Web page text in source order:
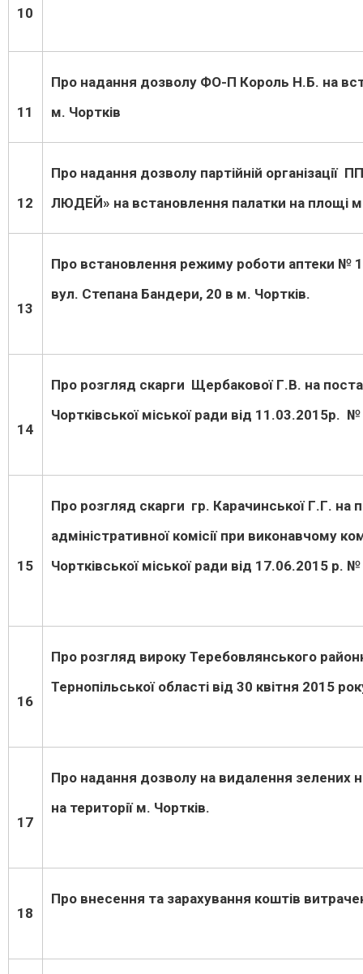
10
11
Про надання дозволу ФО-П Король Н.Б. на
м. Чортків
12
Про надання дозволу партійній організації
ЛЮДЕЙ» на встановлення палатки на площі
13
Про встановлення режиму роботи аптеки №
вул. Степана Бандери, 20 в м. Чортків.
14
Про розгляд скарги Щербакової Г.В. на
Чортківської міської ради від 11.03.2015р.
15
Про розгляд скарги гр. Карачинської Г.Г. на
адміністративної комісії при виконавчому
Чортківської міської ради від 17.06.2015 р.
16
Про розгляд вироку Теребовлянського
Тернопільської області від 30 квітня 2015
17
Про надання дозволу на видалення зелених
на території м. Чортків.
18
Про внесення та зарахування коштів